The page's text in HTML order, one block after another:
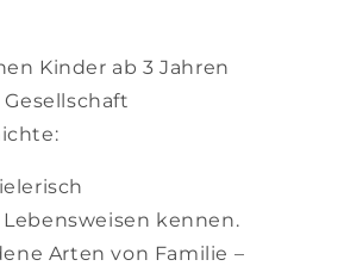
Kinder ab 3 Jahren
kennen.
Arten von Familie –